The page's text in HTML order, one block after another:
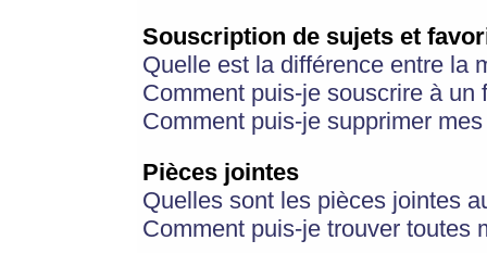
Souscription de sujets et
Quelle est la différence entre la
Comment puis-je souscrire à
Comment puis-je supprimer
Pièces jointes
Quelles sont les pièces jointes
Comment puis-je trouver toutes